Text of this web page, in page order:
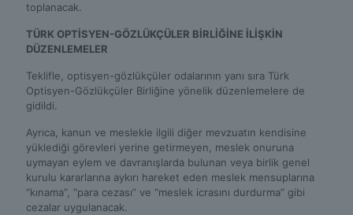
toplanacak.
TÜRK OPTİSYEN-GÖZLÜKÇÜLER BİRLİĞİNE İLİŞKİN
DÜZENLEMELER
Teklifle, optisyen-gözlükçüler odalarının yanı sıra Türk
Optisyen-Gözlükçüler Birliğine yönelik düzenlemelere de
gidildi.
Ayrıca, kanun ve meslekle ilgili diğer mevzuatın kendisine
yüklediği görevleri yerine getirmeyen, meslek onuruna
uymayan eylem ve davranışlarda bulunan veya birlik genel
kurulu kararlarına aykırı hareket eden meslek mensuplarına
“kınama”, “para cezası” ve “meslek icrasını durdurma” gibi
cezalar uygulanacak.